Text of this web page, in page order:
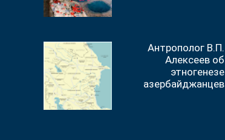
Антрополог В.П.
Алексеев об
этногенезе
азербайджанцев